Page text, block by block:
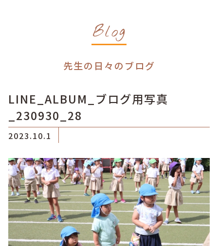
Blog
先生の日々のブログ
LINE_ALBUM_ブログ用写真
_230930_28
2023.10.1